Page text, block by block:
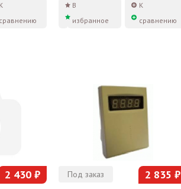
К
сравнению
В
избранное
К
сравнению
2 430 ₽ Под заказ 2 835 ₽